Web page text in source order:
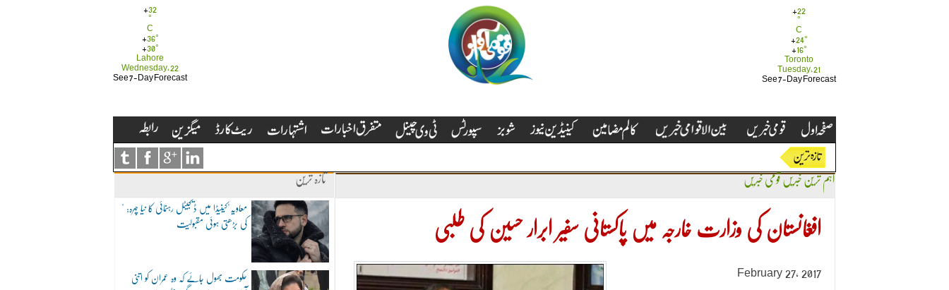
+22
°
C
+24°
+ 16°
Toronto
Tuesday, 21
See 7-Day Forecast
+32
°
C
+36°
+30°
Lahore
Wednesday, 22
See 7-Day Forecast
تازہ ترین
"معاویہ"کینیڈا میں ڈیجیٹل رہنمائی کا نیا چہرہ:
کی بڑھتی ہوئی مقبولیت
حکومت بھول جائے کہ وہ عمران کو اتنی
اہم ترین خبریں قومی خبریں
افغانستان کی وزارت خارجہ میں پاکستانی سفیر ابرار حسین کی طلبی
February 27, 2017